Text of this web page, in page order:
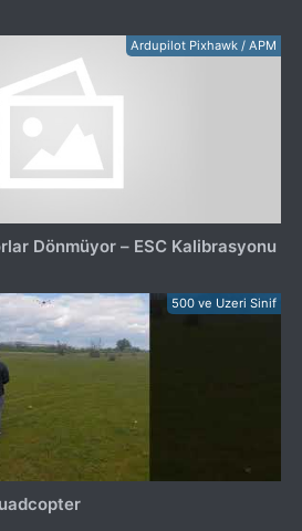
Ardupilot Pixhawk / APM
Dönmüyor – ESC Kalibrasyonu
500 ve Uzeri Sinif